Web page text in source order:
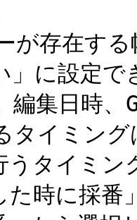
存在する
」に設定で
集日時、
イミング
うタイミ
た時に採番